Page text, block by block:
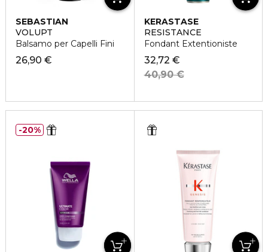
SEBASTIAN
VOLUPT
Balsamo per Capelli Fini
26,90 €
KERASTASE
RESISTANCE
Fondant Extentioniste
32,72 €
40,90 €
20%